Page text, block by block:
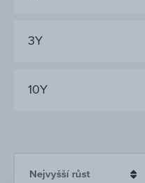
3Y
10Y
Nejvyšší růst